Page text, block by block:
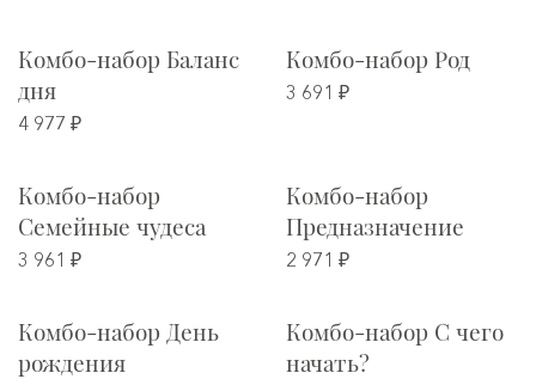
Комбо-набор Баланс
дня
4 977 ₽
Комбо-набор Род
3 691 ₽
Комбо-набор
Семейные чудеса
3 961 ₽
Комбо-набор
Предназначение
2 971 ₽
Комбо-набор День
рождения
Комбо-набор С чего
начать?